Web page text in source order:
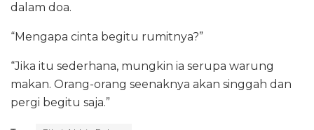
dalam doa.
“Mengapa cinta begitu rumitnya?”
“Jika itu sederhana, mungkin ia serupa warung
makan. Orang-orang seenaknya akan singgah dan
pergi begitu saja.”